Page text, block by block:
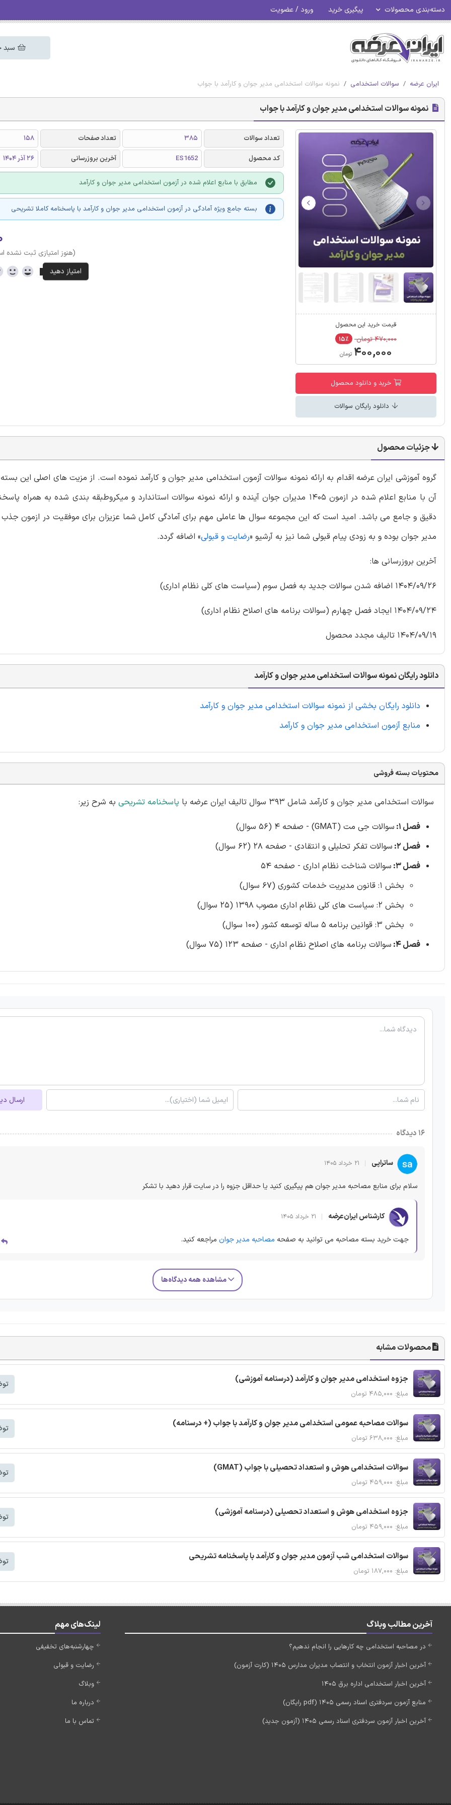
دسته‌بندی محصولات پیگیری خرید ورود / عضویت
سبد
ایران عرضه سوالات استخدامی نمونه سوالات استخدامی مدیر جوان و کارآمد با جواب
نمونه سوالات استخدامی مدیر جوان و کارآمد با جواب
قیمت خرید این محصول
۴۷۰,۰۰۰ تومان ۱۵٪
۴۰۰,۰۰۰ تومان
خرید و دانلود محصول
دانلود رایگان سوالات
تعداد سوالات 385 تعداد صفحات
158
کد محصول
ES1652 آخرین بروزرسانی 26 آذر 1404
مطابق با منابع اعلام شده در آزمون استخدامی مدیر جوان و کارآمد
بسته جامع ویژه آمادگی در آزمون استخدامی مدیر جوان و کارآمد با پاسخنامه کاملا تشریحی
(هنوز امتیازی ثبت نشده
جزئیات محصول
گروه آموزشی ایران عرضه اقدام به ارائه نمونه سوالات آزمون استخدامی مدیر جوان و کارآمد نموده است. از مزیت های اصلی این
آن با منابع اعلام شده در ازمون 1405 مدیران جوان آینده و ارائه نمونه سوالات استاندارد و میکروطبقه بندی شده به
مدیر جوان بوده و به زودی پیام قبولی شما نیز به آرشیو «رضایت و قبولی» اضافه گردد.
آخرین بروزرسانی ها:
1404/09/26 اضافه شدن سوالات جدید به فصل سوم (سیاست های کلی نظام اداری)
1404/09/24 ایجاد فصل چهارم (سوالات برنامه های اصلاح نظام اداری)
1404/09/19 تالیف مجدد محصول
دانلود رایگان نمونه سوالات استخدامی مدیر جوان و کارآمد
دانلود رایگان بخشی از نمونه سوالات استخدامی مدیر جوان و کارآمد
منابع آزمون استخدامی مدیر جوان و کارآمد
محتویات بسته فروشی
سوالات استخدامی مدیر جوان و کارآمد شامل 393 سوال تالیف ایران عرضه با پاسخنامه تشریحی به شرح زیر:
فصل 1:
سوالات جی مت (GMAT) - صفحه 4 (56 سوال)
فصل 2:
سوالات تفکر تحلیلی و انتقادی - صفحه 28 (62 سوال)
فصل 3:
سوالات شناخت نظام اداری - صفحه 54
بخش 1: قانون مدیریت خدمات کشوری (67 سوال)
بخش 2: سیاست های کلی نظام اداری مصوب 1398 (25 سوال)
بخش 3: قوانین برنامه 5 ساله توسعه کشور (100 سوال)
فصل 4:
سوالات برنامه های اصلاح نظام اداری - صفحه 123 (75 سوال)
ارسال
۱۶ دیدگاه
ساتراپی ۲۱ خرداد ۱۴۰۵
سلام برای منابع مصاحبه مدیر جوان هم پیگیری کنید یا حداقل جزوه را در سایت قرار دهید با تشکر
کارشناس ایران‌عرضه ۲۱ خرداد ۱۴۰۵
جهت خرید بسته مصاحبه می توانید به صفحه مصاحبه مدیر جوان مراجعه کنید.
مشاهده همه دیدگاه‌ها
محصولات مشابه
جزوه استخدامی مدیر جوان و کارآمد (درسنامه آموزشی)
مبلغ: ۴۸۵,۰۰۰ تومان
سوالات مصاحبه عمومی استخدامی مدیر جوان و کارآمد با جواب (+ درسنامه)
مبلغ: ۶۳۸,۰۰۰ تومان
سوالات استخدامی هوش و استعداد تحصیلی با جواب (GMAT)
مبلغ: ۴۵۹,۰۰۰ تومان
جزوه استخدامی هوش و استعداد تحصیلی (درسنامه آموزشی)
مبلغ: ۴۵۹,۰۰۰ تومان
سوالات استخدامی شب آزمون مدیر جوان و کارآمد با پاسخنامه تشریحی
مبلغ: ۱۸۷,۰۰۰ تومان
آخرین مطالب وبلاگ
در مصاحبه استخدامی چه کارهایی را انجام ندهیم؟
آخرین اخبار آزمون انتخاب و انتصاب مدیران مدارس 1405 (کارت آزمون)
آخرین اخبار استخدامی اداره برق 1405
منابع آزمون سردفتری اسناد رسمی 1405 (pdf رایگان)
آخرین اخبار آزمون سردفتری اسناد رسمی 1405 (آزمون جدید)
لینک‌های مهم
چهارشنبه‌های تخفیفی
رضایت و قبولی
وبلاگ
درباره ما
تماس با ما